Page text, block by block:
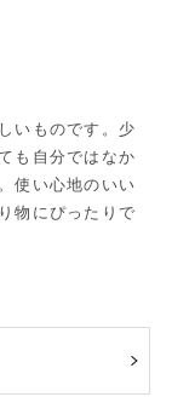
いものです。少
も自分ではなか
使い心地のいい
物にぴったりで